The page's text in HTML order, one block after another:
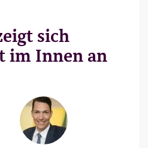
sich
im Innen an